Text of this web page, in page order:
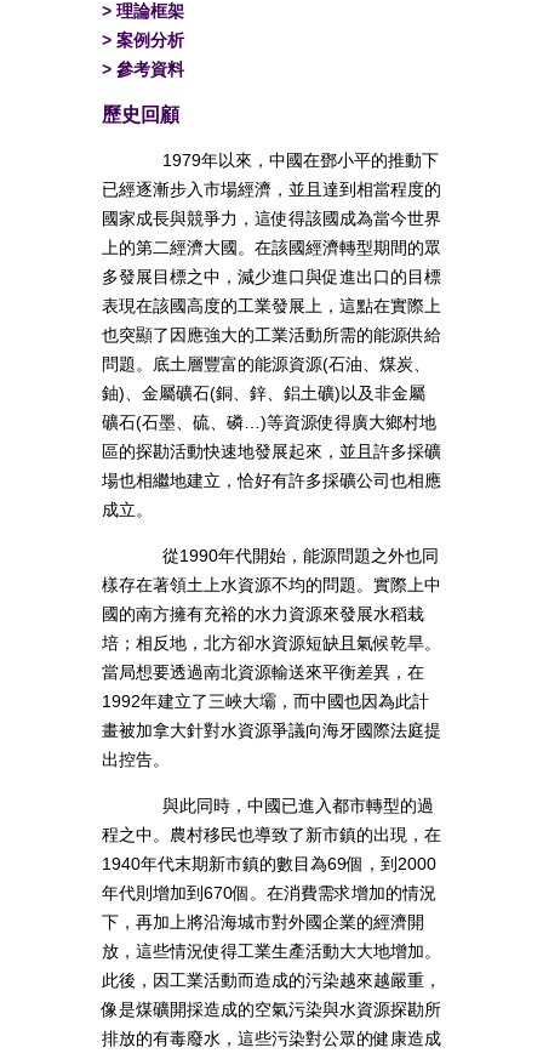
> 理論框架
> 案例分析
> 參考資料
歷史回顧
1979年以來，中國在鄧小平的推動下
已經逐漸步入市場經濟，並且達到相當程度的
國家成長與競爭力，這使得該國成為當今世界
上的第二經濟大國。在該國經濟轉型期間的眾
多發展目標之中，減少進口與促進出口的目標
表現在該國高度的工業發展上，這點在實際上
也突顯了因應強大的工業活動所需的能源供給
問題。底土層豐富的能源資源(石油、煤炭、
鈾)、金屬礦石(銅、鋅、鋁土礦)以及非金屬
礦石(石墨、硫、磷…)等資源使得廣大鄉村地
區的探勘活動快速地發展起來，並且許多採礦
場也相繼地建立，恰好有許多採礦公司也相應
成立。
從1990年代開始，能源問題之外也同
樣存在著領土上水資源不均的問題。實際上中
國的南方擁有充裕的水力資源來發展水稻栽
培；相反地，北方卻水資源短缺且氣候乾旱。
當局想要透過南北資源輸送來平衡差異，在
1992年建立了三峽大壩，而中國也因為此計
畫被加拿大針對水資源爭議向海牙國際法庭提
出控告。
與此同時，中國已進入都市轉型的過
程之中。農村移民也導致了新市鎮的出現，在
1940年代末期新市鎮的數目為69個，到2000
年代則增加到670個。在消費需求增加的情況
下，再加上將沿海城市對外國企業的經濟開
放，這些情況使得工業生產活動大大地增加。
此後，因工業活動而造成的污染越來越嚴重，
像是煤礦開採造成的空氣污染與水資源探勘所
排放的有毒廢水，這些污染對公眾的健康造成